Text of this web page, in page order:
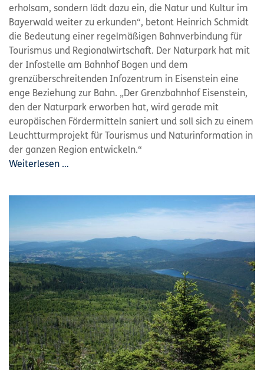
erholsam, sondern lädt dazu ein, die Natur und Kultur im
Bayerwald weiter zu erkunden“, betont Heinrich Schmidt
die Bedeutung einer regelmäßigen Bahnverbindung für
Tourismus und Regionalwirtschaft. Der Naturpark hat mit
der Infostelle am Bahnhof Bogen und dem
grenzüberschreitenden Infozentrum in Eisenstein eine
enge Beziehung zur Bahn. „Der Grenzbahnhof Eisenstein,
den der Naturpark erworben hat, wird gerade mit
europäischen Fördermitteln saniert und soll sich zu einem
Leuchtturmprojekt für Tourismus und Naturinformation in
der ganzen Region entwickeln.“
Weiterlesen …